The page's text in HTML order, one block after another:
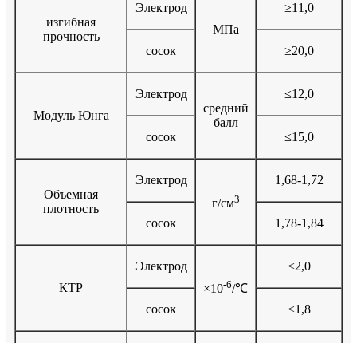
изгибная
прочность
Электрод
МПа
≥11,0
сосок ≥20,0
Модуль Юнга
Электрод
средний
балл
≤12,0
сосок ≤15,0
Объемная
плотность
Электрод
г/см3
1,68-1,72
сосок 1,78-1,84
КТР
Электрод
×10-6/℃
≤2,0
сосок ≤1,8